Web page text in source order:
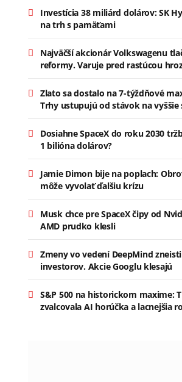
Investícia 38 miliárd dolárov: SK
na trh s pamäťami
Najväčší akcionár Volkswagenu
reformy. Varuje pred rastúcou
Zlato sa dostalo na 7-týždňové
Trhy ustupujú od stávok na vyššie
Dosiahne SpaceX do roku 2030
1 bilióna dolárov?
Jamie Dimon bije na poplach:
môže vyvolať ďalšiu krízu
Musk chce pre SpaceX čipy od
AMD prudko klesli
Zmeny vo vedení DeepMind
investorov. Akcie Googlu klesajú
S&P 500 na historickom maxime:
zvalcovala AI horúčka a lacnejšia